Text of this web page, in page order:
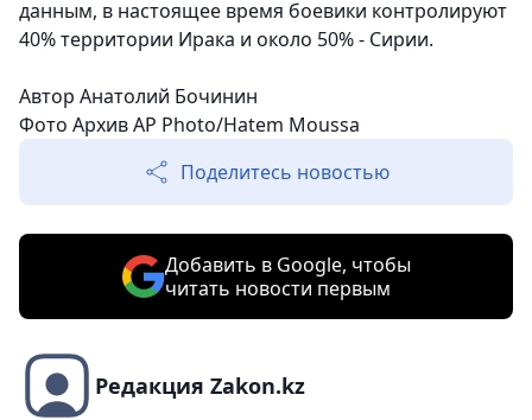
данным, в настоящее время боевики контролируют
40% территории Ирака и около 50% - Сирии.
Автор Анатолий Бочинин
Фото Архив AP Photo/Hatem Moussa
Поделитесь новостью
Добавить в Google, чтобы
читать новости первым
Редакция Zakon.kz